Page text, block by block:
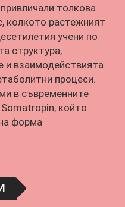
толкова
колкото растежният
учени по
структура,
и взаимодействията
процеси.
в съвременните
който
форма